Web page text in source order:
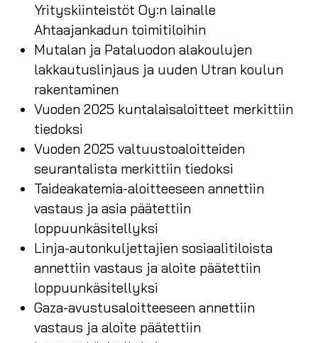
Yrityskiinteistöt Oy:n lainalle
Ahtaajankadun toimitiloihin
Mutalan ja Pataluodon alakoulujen
lakkautuslinjaus ja uuden Utran koulun
rakentaminen
Vuoden 2025 kuntalaisaloitteet merkittiin
tiedoksi
Vuoden 2025 valtuustoaloitteiden
seurantalista merkittiin tiedoksi
Taideakatemia-aloitteeseen annettiin
vastaus ja asia päätettiin
loppuunkäsitellyksi
Linja-autonkuljettajien sosiaalitiloista
annettiin vastaus ja aloite päätettiin
loppuunkäsitellyksi
Gaza-avustusaloitteeseen annettiin
vastaus ja aloite päätettiin